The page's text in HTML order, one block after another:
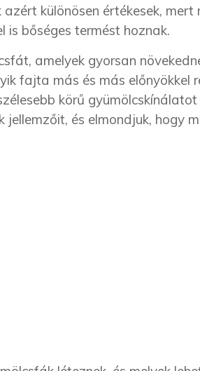
különösen értékesek,
is bőséges termést hoznak.
amelyek gyorsan
fajta más és más előnyökkel
körű
és elmondjuk, hogy